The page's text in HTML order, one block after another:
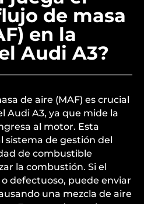
un rendimiento óptimo del
juega el
en la
Audi A3?
de aire (MAF) es crucial
Audi A3, ya que mide la
al motor. Esta